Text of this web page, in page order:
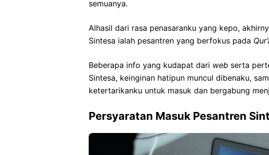
semuanya.
Alhasil dari rasa penasaranku yang kepo,
Sintesa ialah pesantren yang berfokus pada
Beberapa info yang kudapat dari web serta
Sintesa, keinginan hatipun muncul dibenaku,
ketertarikanku untuk masuk dan bergabung
Persyaratan Masuk Pesantren